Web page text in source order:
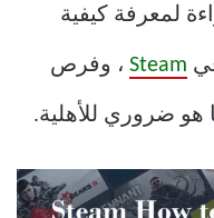
لمعرفة كيفية
Steam ، وفرص
هو ضروري للأهلية.